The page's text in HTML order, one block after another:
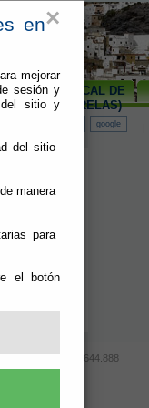
×
en
mejorar
sesión y
del sitio y
del sitio
manera
para
el botón
PLAN LOCAL DE
SALUD(RELAS)
|
puede
Fax: 950.644.888